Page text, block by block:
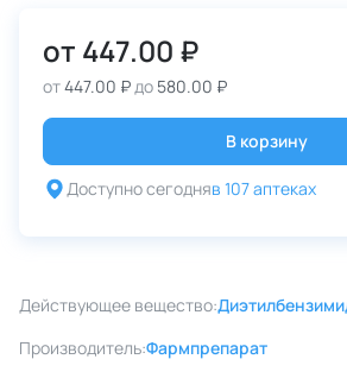
от 447.00 ₽
от447.00 ₽до 580.00 ₽
В корзину
Доступно сегодняв 107 аптеках
Действующее вещество:
Производитель:Фармпрепарат